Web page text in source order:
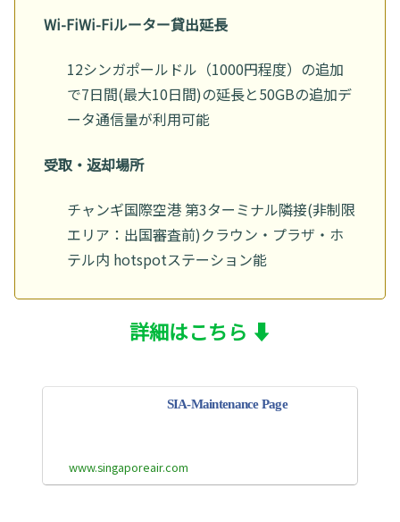
Wi-FiWi-Fiルーター貸出延長
12シンガポールドル（1000円程度）の追加
で7日間(最大10日間)の延長と50GBの追加デ
ータ通信量が利用可能
受取・返却場所
チャンギ国際空港 第3ターミナル隣接(非制限
エリア：出国審査前)クラウン・プラザ・ホ
テル内 hotspotステーション能
詳細はこちら ⬇
SIA-Maintenance Page
www.singaporeair.com